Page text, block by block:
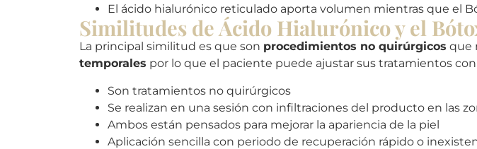
El ácido hialurónico reticulado aporta volumen mientras que el
Similitudes de Ácido Hialurónico y el
La principal similitud es que son procedimientos no quirúrgicos que
temporales por lo que el paciente puede ajustar sus tratamientos
Son tratamientos no quirúrgicos
Se realizan en una sesión con infiltraciones del producto en las
Ambos están pensados para mejorar la apariencia de la piel
Aplicación sencilla con periodo de recuperación rápido o